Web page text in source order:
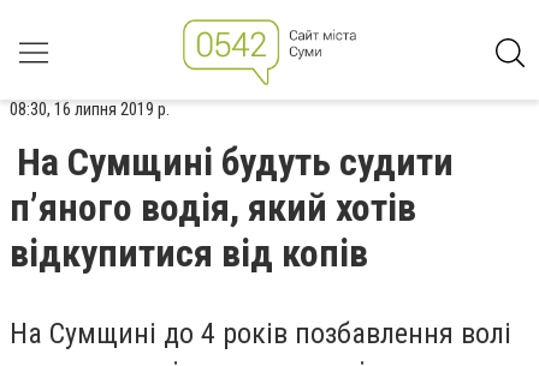
08:30, 16 липня 2019 р.
На Сумщині будуть судити
п’яного водія, який хотів
відкупитися від копів
На Сумщині до 4 років позбавлення волі